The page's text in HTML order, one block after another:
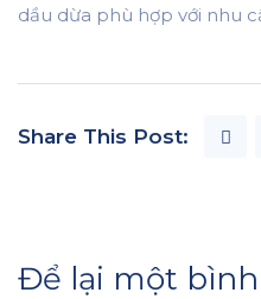
dầu dừa phù hợp với nhu
Share This Post:
Để lại một